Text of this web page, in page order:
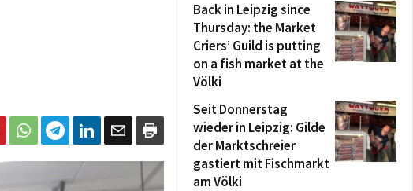
Back in Leipzig since
Thursday: the Market
Criers’ Guild is putting
on a fish market at the
Völki
Seit Donnerstag
wieder in Leipzig: Gilde
der Marktschreier
gastiert mit Fischmarkt
am Völki